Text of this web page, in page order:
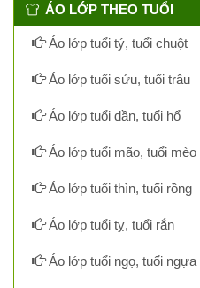
ÁO LỚP THEO TUỔI
Áo lớp tuổi tý, tuổi chuột
Áo lớp tuổi sửu, tuổi trâu
Áo lớp tuổi dần, tuổi hổ
Áo lớp tuổi mão, tuổi mèo
Áo lớp tuổi thìn, tuổi rồng
Áo lớp tuổi tỵ, tuổi rắn
Áo lớp tuổi ngọ, tuổi ngựa